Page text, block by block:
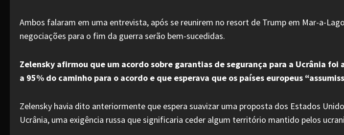
Ambos falaram em uma entrevista, após se reunirem no resort de Trump em Mar-a-
negociações para o fim da guerra serão bem-sucedidas.
Zelensky afirmou que um acordo sobre garantias de segurança para a Ucrânia
a 95% do caminho para o acordo e que esperava que os países europeus
Zelensky havia dito anteriormente que espera suavizar uma proposta dos Estados
Ucrânia, uma exigência russa que significaria ceder algum território mantido pelos